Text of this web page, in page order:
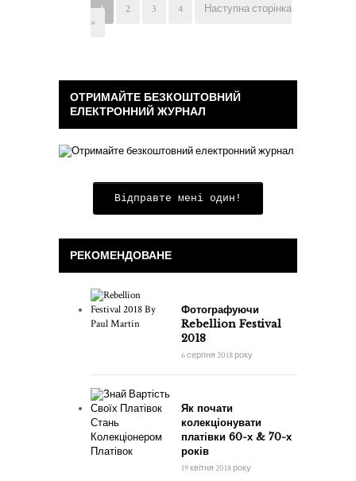
1 2 3 4
Наступна сторінка
»
ОТРИМАЙТЕ БЕЗКОШТОВНИЙ
ЕЛЕКТРОННИЙ ЖУРНАЛ
Відправте мені один!
РЕКОМЕНДОВАНЕ
Фотографуючи
Rebellion Festival
2018
6 серпня 2018 року
Як почати
колекціонувати
платівки 60-х & 70-х
років
19 квітня 2018 року